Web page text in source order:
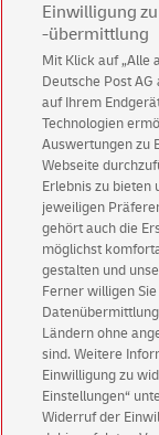
Immer
Aktionen
für
für
Einwilligung
-übermittlung
Mit Klick auf „Alle
Deutsche Post
auf Ihrem
Technologien
Auswertungen zu
Webseite
Erlebnis zu bieten
jeweiligen
gehört auch die
möglichst
gestalten und
Ferner willigen
Ländern ohne
sind. Weitere
Einwilligung zu
Einstellungen“
Widerruf der